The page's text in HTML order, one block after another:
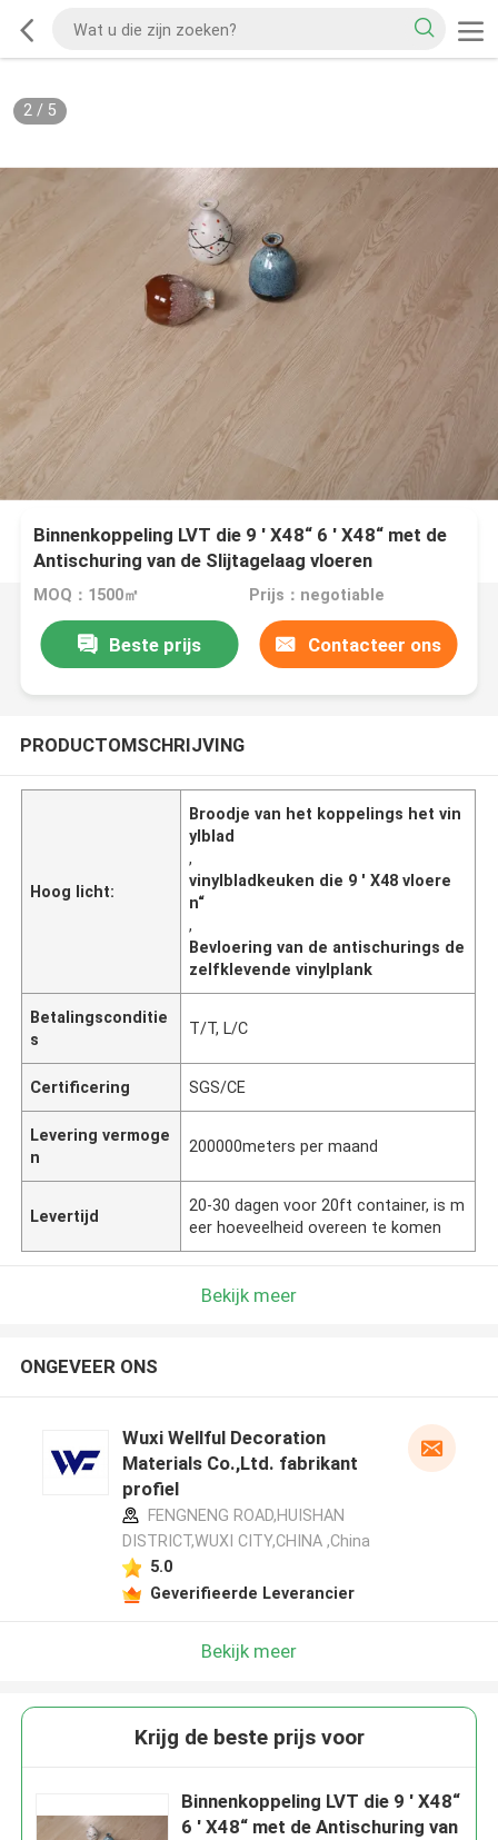
2/ 5
Binnenkoppeling LVT die 9 ' X48“ 6 ' X48“ met de
Antischuring van de Slijtagelaag vloeren
MOQ：1500㎡ Prijs：negotiable
Beste prijs Contacteer ons
PRODUCTOMSCHRIJVING
Hoog licht:
Broodje van het koppelings het vin
ylblad
,
vinylbladkeuken die 9 ' X48 vloere
n“
,
Bevloering van de antischurings de
zelfklevende vinylplank
Betalingsconditie
s
T/T, L/C
Certificering SGS/CE
Levering vermoge
n
200000meters per maand
Levertijd
20-30 dagen voor 20ft container, is m
eer hoeveelheid overeen te komen
Bekijk meer
ONGEVEER ONS
Wuxi Wellful Decoration
Materials Co.,Ltd. fabrikant
profiel
FENGNENG ROAD,HUISHAN
DISTRICT,WUXI CITY,CHINA ,China
5.0
Geverifieerde Leverancier
Bekijk meer
Krijg de beste prijs voor
Binnenkoppeling LVT die 9 ' X48“
6 ' X48“ met de Antischuring van